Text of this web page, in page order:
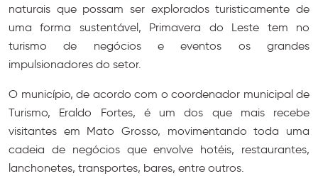
naturais que possam ser explorados turisticamente de
uma forma sustentável, Primavera do Leste tem no
turismo de negócios e eventos os grandes
impulsionadores do setor.
O município, de acordo com o coordenador municipal de
Turismo, Eraldo Fortes, é um dos que mais recebe
visitantes em Mato Grosso, movimentando toda uma
cadeia de negócios que envolve hotéis, restaurantes,
lanchonetes, transportes, bares, entre outros.